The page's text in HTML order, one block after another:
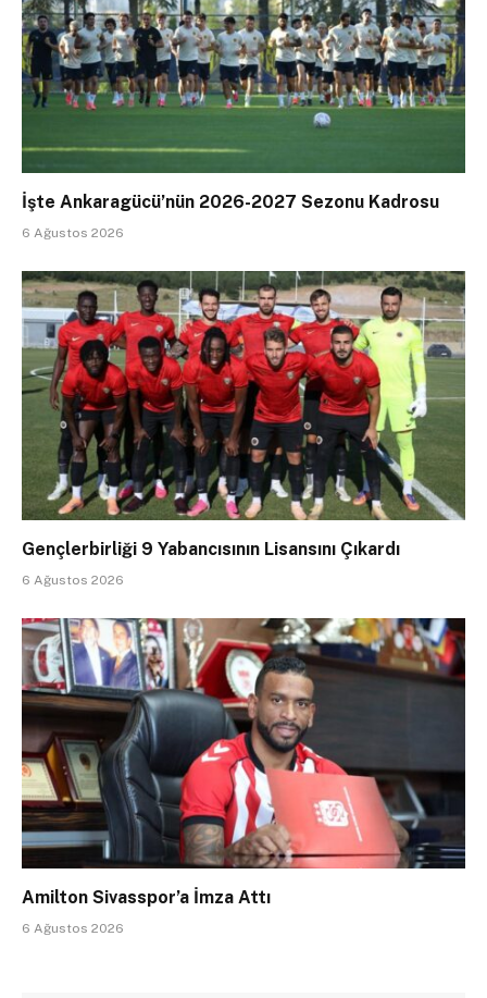
İşte Ankaragücü’nün 2026-2027 Sezonu Kadrosu
6 Ağustos 2026
Gençlerbirliği 9 Yabancısının Lisansını Çıkardı
6 Ağustos 2026
Amilton Sivasspor’a İmza Attı
6 Ağustos 2026